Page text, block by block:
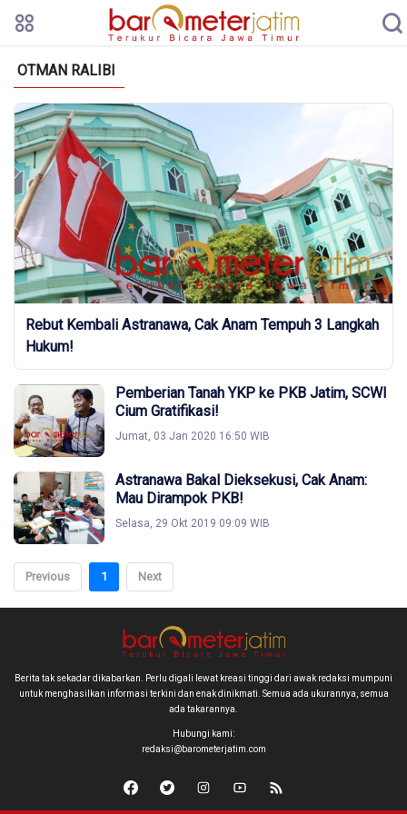
OTMAN RALIBI
Rebut Kembali Astranawa, Cak Anam Tempuh 3 Langkah
Hukum!
Pemberian Tanah YKP ke PKB Jatim, SCWI
Cium Gratifikasi!
Jumat, 03 Jan 2020 16:50 WIB
Astranawa Bakal Dieksekusi, Cak Anam:
Mau Dirampok PKB!
Selasa, 29 Okt 2019 09:09 WIB
Previous 1 Next
Berita tak sekadar dikabarkan. Perlu digali lewat kreasi tinggi dari awak redaksi mumpuni
untuk menghasilkan informasi terkini dan enak dinikmati. Semua ada ukurannya, semua
ada takarannya.
Hubungi kami:
redaksi@barometerjatim.com